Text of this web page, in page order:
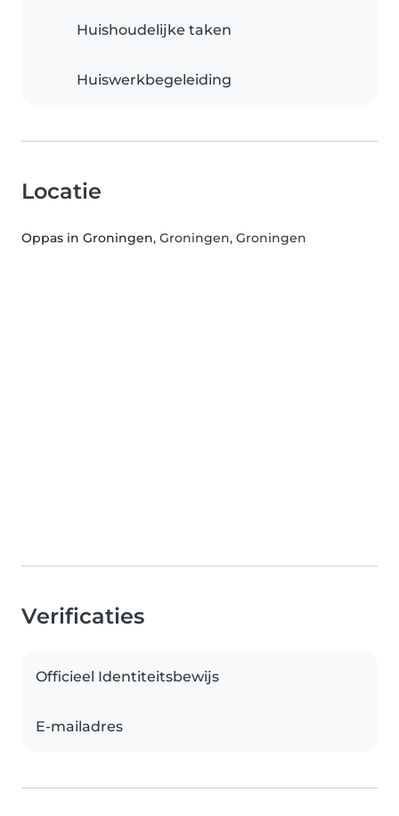
Huishoudelijke taken
Huiswerkbegeleiding
Locatie
Oppas in Groningen, Groningen, Groningen
Verificaties
Officieel Identiteitsbewijs
E-mailadres